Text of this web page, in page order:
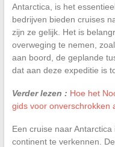
Antarctica, is het
bedrijven bieden cruises
zijn ze gelijk. Het is
overweging te nemen,
aan boord, de geplande
dat aan deze expeditie is
Verder lezen : Hoe het
gids voor onverschrokken
Een cruise naar
continent te verkennen.